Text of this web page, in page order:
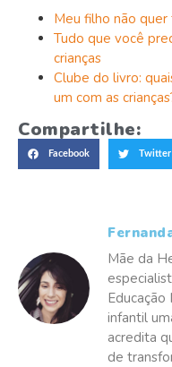
Meu filho não
Tudo que você
crianças
Clube do livro:
um com as
Compartilhe:
Facebook Twitter
Mãe da
infantil
acredita
de